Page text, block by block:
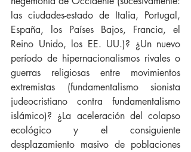
las ciudades-estado de Italia, Portugal,
España, los Países Bajos, Francia, el
Reino Unido, los EE. UU.)? ¿Un nuevo
período de hipernacionalismos rivales o
guerras religiosas entre movimientos
extremistas (fundamentalismo sionista
judeocristiano contra fundamentalismo
islámico)? ¿La aceleración del colapso
ecológico y el consiguiente
desplazamiento masivo de poblaciones